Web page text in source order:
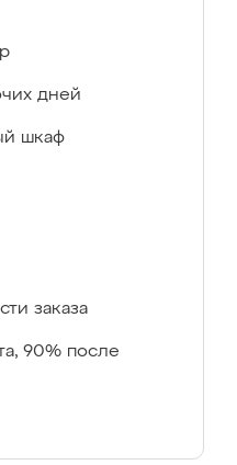
дней
шкаф
заказа
90% после